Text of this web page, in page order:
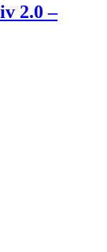
2.0 –